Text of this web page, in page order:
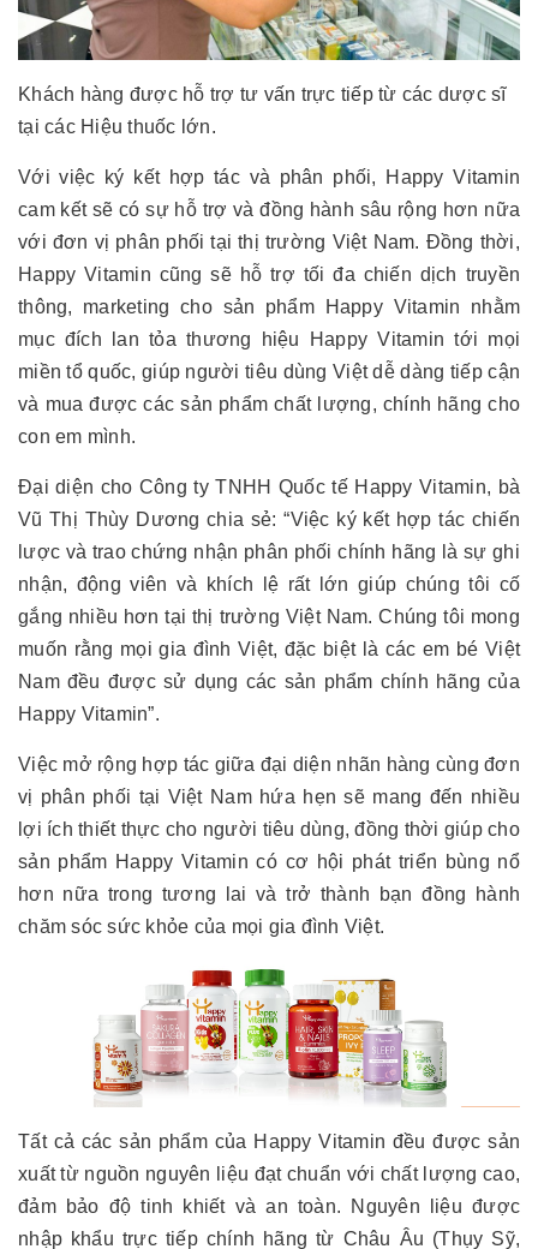
Khách hàng được hỗ trợ tư vấn trực tiếp từ các dược sĩ
tại các Hiệu thuốc lớn.
Với việc ký kết hợp tác và phân phối, Happy Vitamin
cam kết sẽ có sự hỗ trợ và đồng hành sâu rộng hơn nữa
với đơn vị phân phối tại thị trường Việt Nam. Đồng thời,
Happy Vitamin cũng sẽ hỗ trợ tối đa chiến dịch truyền
thông, marketing cho sản phẩm Happy Vitamin nhằm
mục đích lan tỏa thương hiệu Happy Vitamin tới mọi
miền tổ quốc, giúp người tiêu dùng Việt dễ dàng tiếp cận
và mua được các sản phẩm chất lượng, chính hãng cho
con em mình.
Đại diện cho Công ty TNHH Quốc tế Happy Vitamin, bà
Vũ Thị Thùy Dương chia sẻ: “Việc ký kết hợp tác chiến
lược và trao chứng nhận phân phối chính hãng là sự ghi
nhận, động viên và khích lệ rất lớn giúp chúng tôi cố
gắng nhiều hơn tại thị trường Việt Nam. Chúng tôi mong
muốn rằng mọi gia đình Việt, đặc biệt là các em bé Việt
Nam đều được sử dụng các sản phẩm chính hãng của
Happy Vitamin”.
Việc mở rộng hợp tác giữa đại diện nhãn hàng cùng đơn
vị phân phối tại Việt Nam hứa hẹn sẽ mang đến nhiều
lợi ích thiết thực cho người tiêu dùng, đồng thời giúp cho
sản phẩm Happy Vitamin có cơ hội phát triển bùng nổ
hơn nữa trong tương lai và trở thành bạn đồng hành
chăm sóc sức khỏe của mọi gia đình Việt.
Tất cả các sản phẩm của Happy Vitamin đều được sản
xuất từ nguồn nguyên liệu đạt chuẩn với chất lượng cao,
đảm bảo độ tinh khiết và an toàn. Nguyên liệu được
nhập khẩu trực tiếp chính hãng từ Châu Âu (Thụy Sỹ,